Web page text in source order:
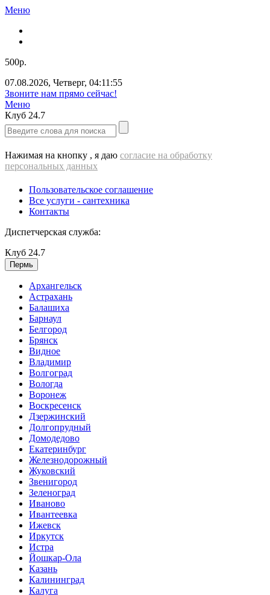
Меню
500р.
07.08.2026, Четверг, 04:11:55
Звоните нам прямо сейчас!
Меню
Клуб 24.7
Нажимая на кнопку , я даю согласие на обработку
персональных данных
Пользовательское соглашение
Все услуги - cантехника
Контакты
Диспетчерская служба:
Клуб 24.7
Пермь
Архангельск
Астрахань
Балашиха
Барнаул
Белгород
Брянск
Видное
Владимир
Волгоград
Вологда
Воронеж
Воскресенск
Дзержинский
Долгопрудный
Домодедово
Екатеринбург
Железнодорожный
Жуковский
Звенигород
Зеленоград
Иваново
Ивантеевка
Ижевск
Иркутск
Истра
Йошкар-Ола
Казань
Калининград
Калуга